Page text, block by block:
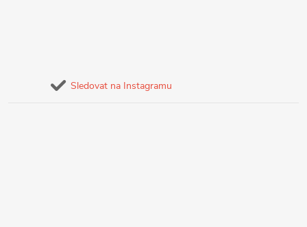
Sledovat na Instagramu